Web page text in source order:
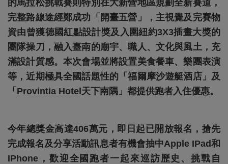
的馬拉松挑戰賽則特別在大新營地區規劃全新賽道，
完整路線途經鄭成功「開臺五營」，主視覺及完賽物
資由曾獲德國紅點設計獎及入圍紐約3X3插畫大獎的
團隊操刀，融入臺南的廟宇、職人、文化與風土，充
滿設計質感。本次會場並將設置美食餐車、樂團表演
等，近期極具全國話題性的「福爾摩沙遊艇酒店」及
「Provintia Hotel天下南隅」都提供跑者入住優惠。
今年總獎金高達406萬元，即日起已開放報名，搶先
完成報名及分享活動訊息者有機會抽中Apple IPad和
IPhone，歡迎全國跑者一起來巡訪歷史、挑戰自